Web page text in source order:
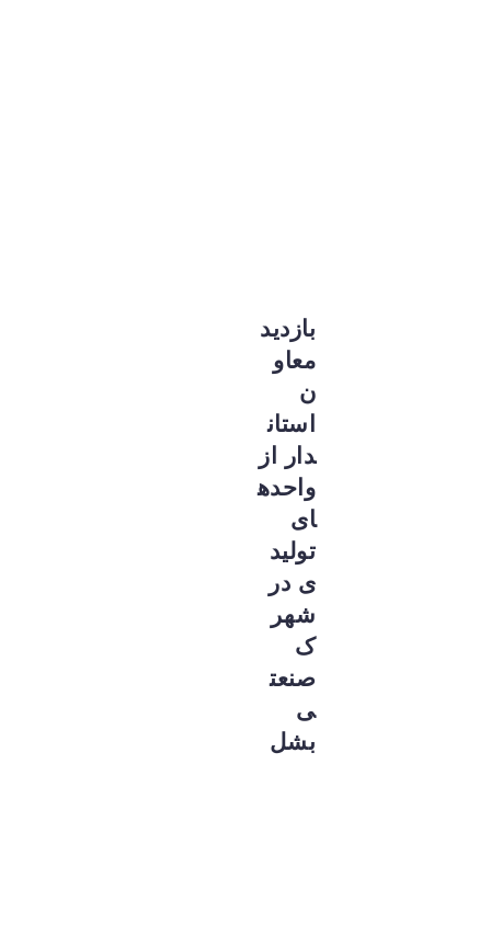
بازدید
معاو
ن
استان
دار از
واحده
ای
تولید
ی در
شهر
ک
صنعت
ی
بشل